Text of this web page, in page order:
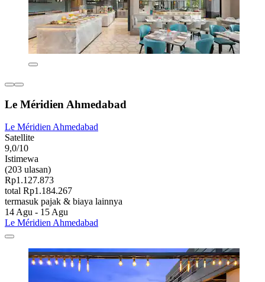
Le Méridien Ahmedabad
Le Méridien Ahmedabad
Satellite
9,0/10
Istimewa
(203 ulasan)
Rp1.127.873
total Rp1.184.267
termasuk pajak & biaya lainnya
14 Agu - 15 Agu
Le Méridien Ahmedabad